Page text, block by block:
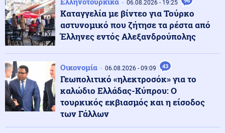
Οικονομία 07.08.2026 - 18:41
Χρηματιστήριο: Άνοδος 0,25% - Στα 239,11 εκατ. ευρώ ο
τζίρος στο κλείσιμο
Κόσμος 07.08.2026 - 18:37
Μεξικό και Λίμα αποκατέστησαν τις διπλωματικές
σχέσεις
Ένοπλες Συρράξεις 07.08.2026 - 18:31
Ουκρανία: Ρωσικές επιθέσεις σε πετρελαϊκές
εγκαταστάσεις της Naftogaz
06.08.2026 - 19:25
Καταγγελία με βίντεο για Τούρκο
αστυνομικό που ζήτησε τα ρέστα από
Έλληνες εντός Αλεξανδρούπολης
Οικονομία 06.08.2026 - 09:09 43
Γεωπολιτικό «ηλεκτροσόκ» για το
καλώδιο Ελλάδας-Κύπρου: Ο
τουρκικός εκβιασμός και η είσοδος
των Γάλλων